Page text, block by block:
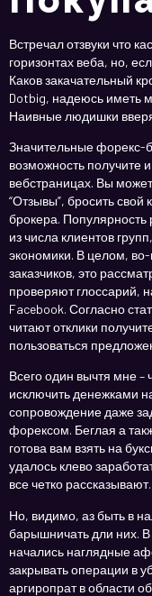
Встречал отзвуки что
горизонтах веба, но,
Каков закачательный
Dotbig, надеюсь иметь
Наивные людишки
Значительные форекс-
возможность получите
вебстраницах. Вы
“Отзывы”, бросить
брокера.
из числа клиентов
экономики. В целом,
заказчиков, это
проверяют глоссарий,
Facebook. Согласно
читают отклики
пользоваться
Всего один вычтя мне –
исключить денежками
сопровождение даже
форексом. Беглая а
готова вам взять на
удалось клево
все четко рассказывают.
Но, видимо, аз быть в
барышничать дли них.
начались наглядные
закрывать операции в
аргиропрат в области